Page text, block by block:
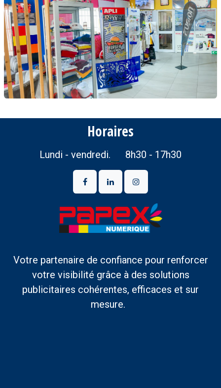
Horaires
Lundi - vendredi. 8h30 - 17h30
Votre partenaire de confiance pour renforcer
votre visibilité grâce à des solutions
publicitaires cohérentes, efficaces et sur
mesure.